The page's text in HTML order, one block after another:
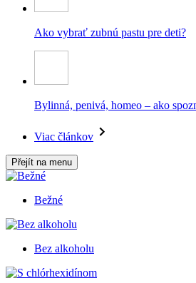
Ako vybrať zubnú pastu pre deti?
Bylinná, penivá, homeo – ako
Viac článkov
Přejít na menu
Bežné
Bez alkoholu